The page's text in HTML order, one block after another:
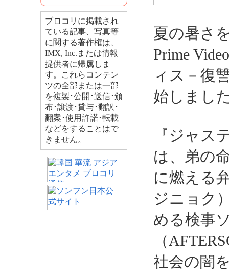
ブロコリに掲載され
ている記事、写真等
に関する著作権は、
IMX, Inc.または情報
提供者に帰属しま
す。これらコンテン
ツの全部または一部
を複製･公開･送信･頒
布･譲渡･貸与･翻訳･
翻案･使用許諾･転載
などをすることはで
きません。
夏の暑さ
Prime
ィス－復
始しまし
『ジャス
は、弟の
に燃える
ジニョク
める検事
（
社会の闇